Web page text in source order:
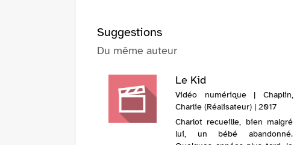
Suggestions
Du même auteur
Le Kid
Vidéo numérique | Chaplin,
Charlie (Réalisateur) | 2017
Charlot recueille, bien malgré
lui, un bébé abandonné.